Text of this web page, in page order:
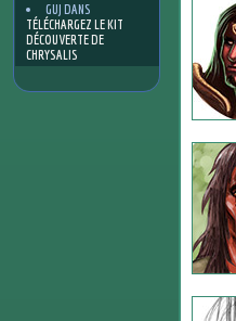
GUJ DANS
TÉLÉCHARGEZ LE KIT
DÉCOUVERTE DE
CHRYSALIS